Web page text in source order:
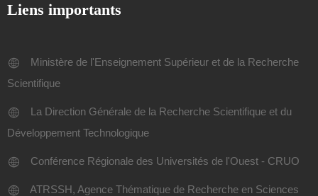
Liens importants
Ministère de l'Enseignement Supérieur et de la Recherche
Scientifique
La Direction Générale de la Recherche Scientifique et du
Développement Technologique
Conférence Régionale des Universités de l'Ouest - CRUO
ATRSSH, Agence Thématique de Recherche en Sciences